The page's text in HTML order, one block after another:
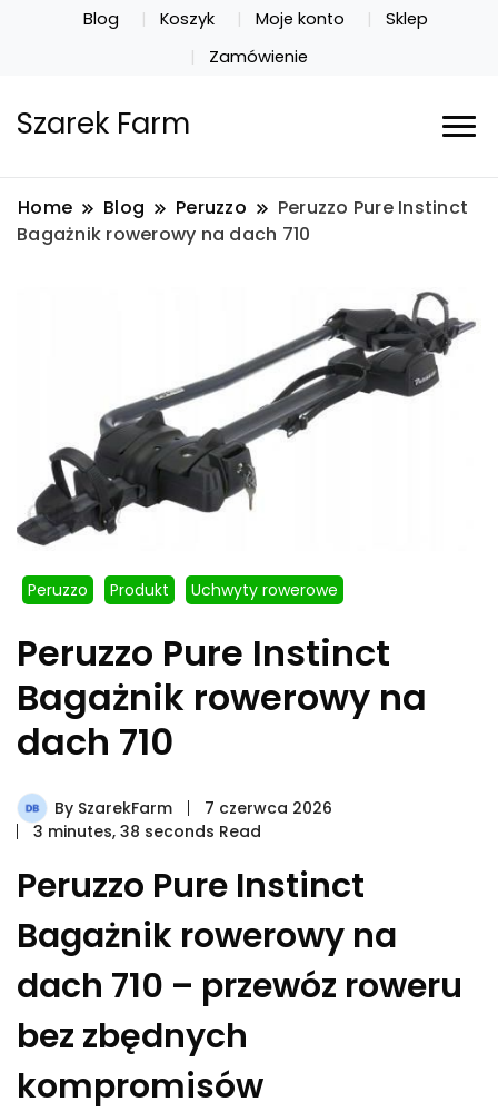
Blog Koszyk Moje konto
Sklep
Zamówienie
Szarek Farm
Home Blog Peruzzo
Peruzzo Pure Instinct
Bagażnik rowerowy na dach 710
Peruzzo Produkt Uchwyty rowerowe
Peruzzo Pure Instinct
Bagażnik rowerowy na
dach 710
By SzarekFarm
7 czerwca 2026
3 minutes, 38 seconds Read
Peruzzo Pure Instinct
Bagażnik rowerowy na
dach 710 – przewóz roweru
bez zbędnych
kompromisów